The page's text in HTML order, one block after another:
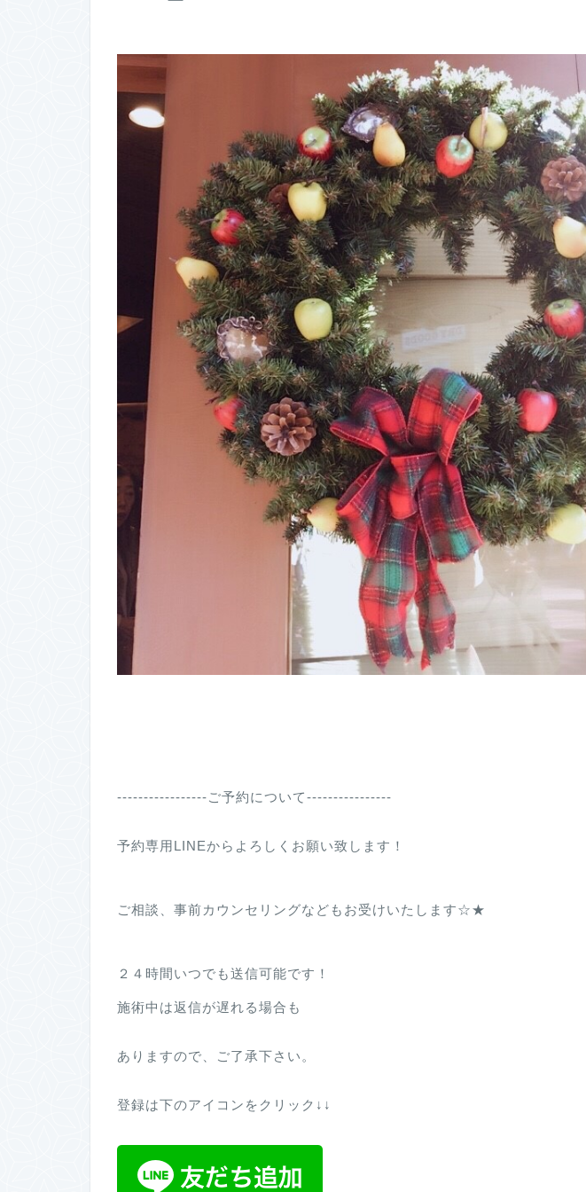
-----------------ご予約について----------------
予約専用LINEからよろしくお願い致します！
ご相談、事前カウンセリングなどもお受けいたします☆★
２４時間いつでも送信可能です！
施術中は返信が遅れる場合も
ありますので、ご了承下さい。
登録は下のアイコンをクリック↓↓